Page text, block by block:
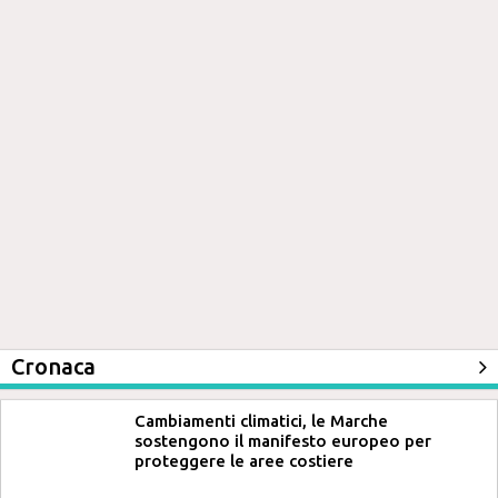
Cronaca
Cambiamenti climatici, le Marche
sostengono il manifesto europeo per
proteggere le aree costiere